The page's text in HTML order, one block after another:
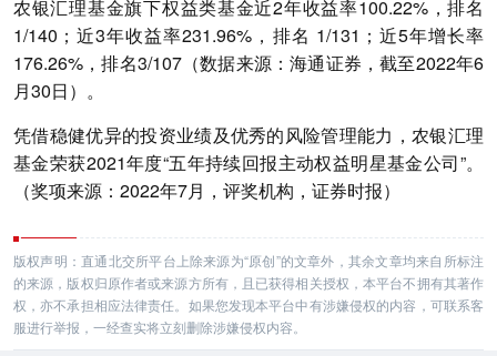
农银汇理基金旗下权益类基金近2年收益率100.22%，排名
1/140；近3年收益率231.96%，排名 1/131；近5年增长率
176.26%，排名3/107（数据来源：海通证券，截至2022年6
月30日）。
凭借稳健优异的投资业绩及优秀的风险管理能力，农银汇理
基金荣获2021年度“五年持续回报主动权益明星基金公司”。
（奖项来源：2022年7月，评奖机构，证券时报）
版权声明：直通北交所平台上除来源为“原创”的文章外，其余文章均来自所标注
的来源，版权归原作者或来源方所有，且已获得相关授权，本平台不拥有其著作
权，亦不承担相应法律责任。如果您发现本平台中有涉嫌侵权的内容，可联系客
服进行举报，一经查实将立刻删除涉嫌侵权内容。